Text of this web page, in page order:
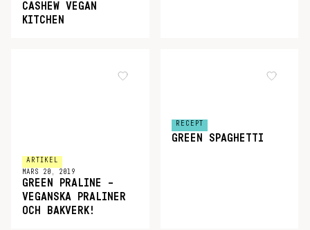
CASHEW VEGAN
KITCHEN
ARTIKEL
MARS 20, 2019
GREEN PRALINE –
VEGANSKA PRALINER
OCH BAKVERK!
RECEPT
GREEN SPAGHETTI